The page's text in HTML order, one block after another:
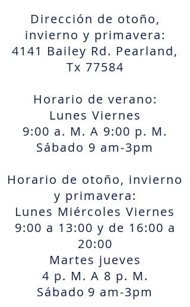
Dirección de otoño,
invierno y primavera:
4141 Bailey Rd. Pearland,
Tx 77584
Horario de verano:
Lunes Viernes
9:00 a. M. A 9:00 p. M.
Sábado 9 am-3pm
Horario de otoño, invierno
y primavera:
Lunes Miércoles Viernes
9:00 a 13:00 y de 16:00 a
20:00
Martes jueves
4 p. M. A 8 p. M.
Sábado 9 am-3pm